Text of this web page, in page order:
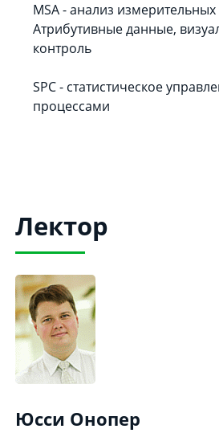
MSA - анализ измерительных
Атрибутивные данные,
контроль
SPC - статистическое
процессами
Лектор
Юсси Онопер